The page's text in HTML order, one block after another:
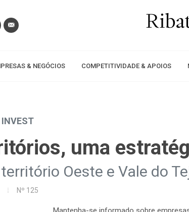
& NEGÓCIOS COMPETITIVIDADE & APOIOS
INVEST
uma
Oeste e Vale do
Nº 125